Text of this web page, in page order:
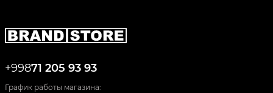
+99871 205 93 93
График работы магазина: